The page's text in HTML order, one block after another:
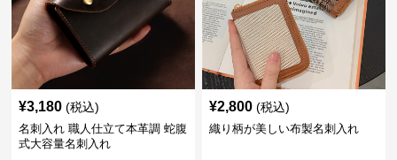
¥3,180 (税込)
名刺入れ 職人仕立て本革調 蛇腹
式大容量名刺入れ
¥2,800 (税込)
織り柄が美しい布製名刺入れ